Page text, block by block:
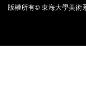
版權所有© 東海大學美術